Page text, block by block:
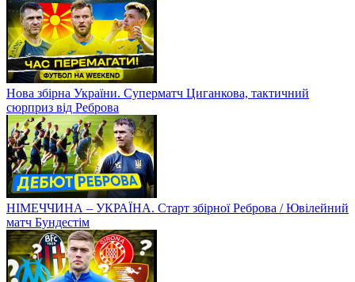
Нова збірна України. Суперматч Циганкова, тактичний
сюрприз від Реброва
НІМЕЧЧИНА – УКРАЇНА. Старт збірної Реброва / Ювілейний
матч Бундестім